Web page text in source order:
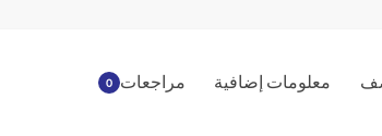
معلومات إضافية مراجعات 0